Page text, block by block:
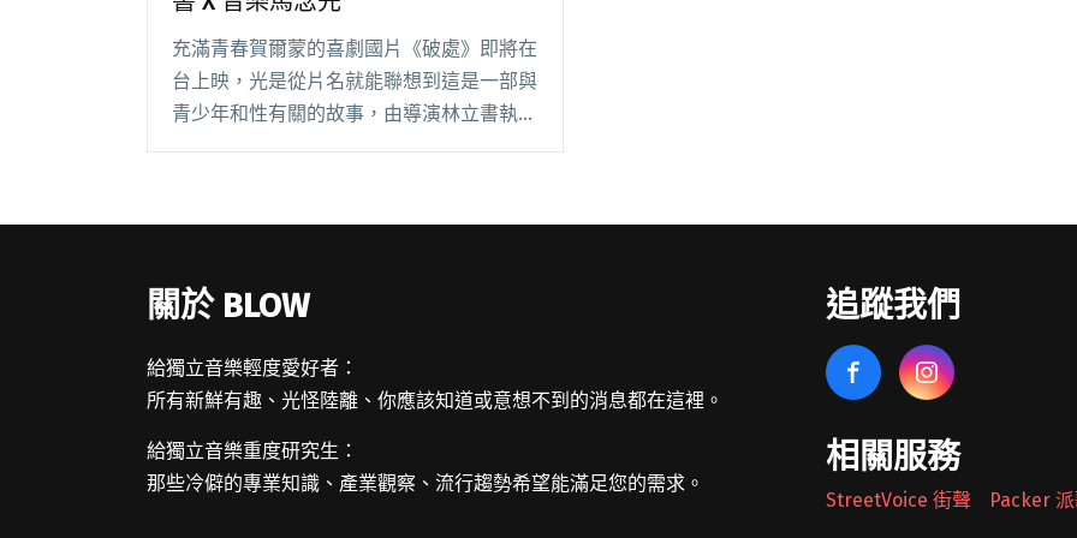
充滿青春賀爾蒙的喜劇國片《破處》即將在
台上映，光是從片名就能聯想到這是一部與
青少年和性有關的故事，由導演林立書執導
（入圍今年台北電影節的國際新導演競
關於 BLOW
給獨立音樂輕度愛好者：
所有新鮮有趣、光怪陸離、你應該知道或意想不到的消息都在這裡。
給獨立音樂重度研究生：
那些冷僻的專業知識、產業觀察、流行趨勢希望能滿足您的需求。
追蹤我們
相關服務
StreetVoice 街聲 Packer